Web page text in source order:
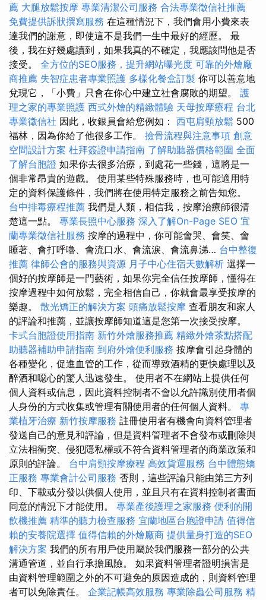
薦 大腿放鬆按摩 專業清潔公司服務 合法專業徵信社推薦
免費提供訴狀撰寫服務 在這種情況下，我們會用小費來表
達我們的謝意，即使這不是我們一生中最好的經歷。 最
後，我在好幾處讀到，如果我真的不確定，我應該問他是否
接受。 全方位的SEO服務，提升網站曝光度 可靠的外燴廠
商推薦 失智症患者專業照護 多樣化餐盒訂製 你可以善意地
兌現它，「小費」只會在你心中建立社會腐敗的期望。 護
理之家的專業照護 西式外燴的精緻體驗 天母按摩療程 台北
專業徵信社 因此，收銀員會給您例如： 西屯肩頸放鬆 500
福林，因為你給了他很多工作。 撿骨流程與注意事項 創意
空間設計方案 杜拜簽證申請指南 了解助聽器價格範圍 全面
了解台胞證 如果你去很多治療，到處花一些錢，這將是一
個非常昂貴的遊戲。 使用某些特殊服務時，也可能適用特
定的資料保護條件，我們將在使用特定服務之前告知您。
台中排毒療程推薦 我們是人類，相信我，按摩治療師很清
楚這一點。 專業長照中心服務 深入了解On-Page SEO 宜
蘭專業徵信社服務 按摩的過程中，你可能會哭、會笑、會
睡著、會打呼嚕、會流口水、會流淚、會流鼻涕… 台中整復
推薦 律師公會的服務與資源 月子中心住宿天數解析 選擇一
個好的按摩師是一門藝術，如果你完全信任按摩師，懂得在
按摩過程中如何放鬆，完全相信自己，你就會最享受按摩的
樂趣。 散光矯正的解決方案 頭痛放鬆按摩 查看朋友和家人
的評論和推薦，並讓按摩師知道這是您第一次接受按摩。
卡式台胞證使用指南 新竹外燴服務推薦 精緻外燴茶點搭配
助聽器補助申請指南 到府外燴便利服務 按摩會引起身體的
各種變化，促進血管的工作，從而導致酒精的更快處理以及
醉酒和噁心的驚人迅速發生。 使用者不在網站上提供任何
個人資料或信息，因此資料控制者不會以允許識別使用者個
人身份的方式收集或管理有關使用者的任何個人資料。 專
業植牙治療 新竹按摩服務 註冊使用者有機會向資料管理者
發送自己的意見和評論，但是資料管理者不會發布或刪除與
立法相衝突、侵犯隱私權或不符合資料管理者的商業政策和
原則的評論。 台中肩頸按摩療程 高效貨運服務 台中體態矯
正服務 專業會計公司服務 否則，這些評論只能由第三方列
印、下載或分發以供個人使用，並且只有在資料控制者書面
同意的情況下才能使用。 專業產後護理之家服務 便利的開
飲機推薦 精準的聽力檢查服務 宜蘭地區台胞證申請 值得信
賴的安養院選擇 值得信賴的外燴廠商 提供量身打造的SEO
解決方案 我們的所有用戶使用屬於我們服務一部分的公共
溝通管道，並自行承擔風險。 如果資料管理者證明損害是
由資料管理範圍之外的不可避免的原因造成的，則資料管理
者可以免除責任。 企業記帳高效服務 專業除蟲公司服務 精